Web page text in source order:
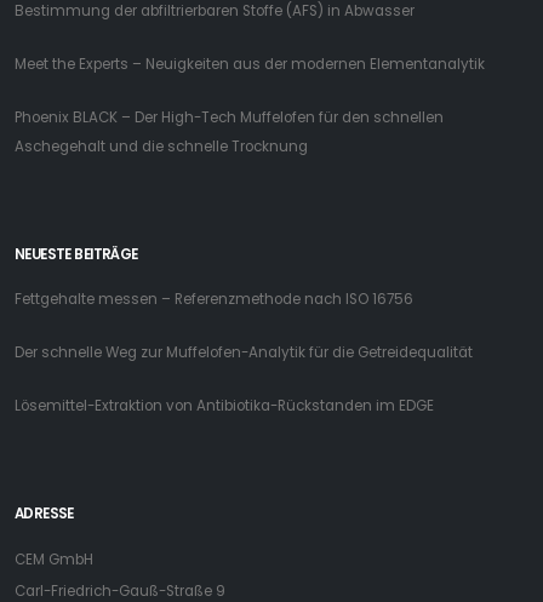
Bestimmung der abfiltrierbaren Stoffe (AFS) in Abwasser
Meet the Experts – Neuigkeiten aus der modernen Elementanalytik
Phoenix BLACK – Der High-Tech Muffelofen für den schnellen
Aschegehalt und die schnelle Trocknung
NEUESTE BEITRÄGE
Fettgehalte messen – Referenzmethode nach ISO 16756
Der schnelle Weg zur Muffelofen-Analytik für die Getreidequalität
Lösemittel-Extraktion von Antibiotika-Rückstanden im EDGE
ADRESSE
CEM GmbH
Carl-Friedrich-Gauß-Straße 9